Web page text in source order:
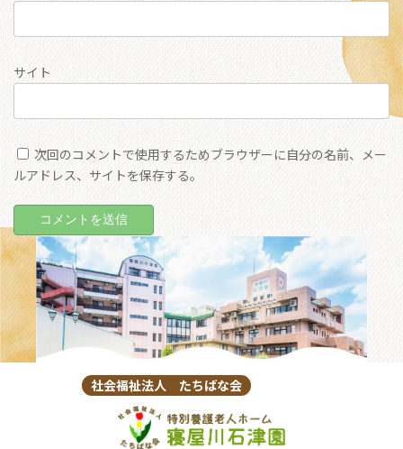
サイト
次回のコメントで使用するためブラウザーに自分の名前、メー
ルアドレス、サイトを保存する。
社会福祉法人 たちばな会